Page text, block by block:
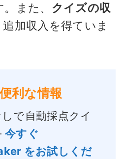
また、 クイズの収
加収入を得ていま
利な情報
で自動採点クイ
今すぐ
をお試しくだ